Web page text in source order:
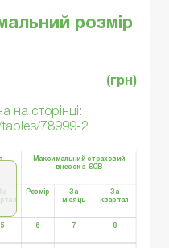
розмір
(грн)
на сторінці:
78999-2
Максимальний страховий
внесок з ЄСВ
Розмір За
місяць
За
квартал
5 6 7 8